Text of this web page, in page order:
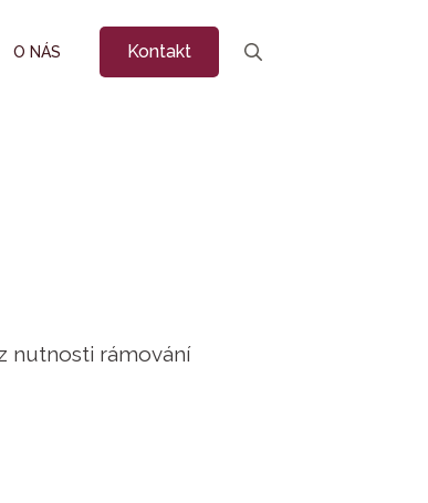
O NÁS
Kontakt
nutnosti rámování